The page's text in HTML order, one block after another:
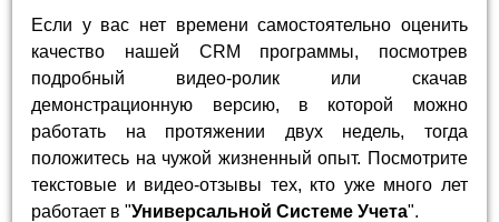
Если у вас нет времени самостоятельно оценить
качество нашей CRM программы, посмотрев
подробный видео-ролик или скачав
демонстрационную версию, в которой можно
работать на протяжении двух недель, тогда
положитесь на чужой жизненный опыт. Посмотрите
текстовые и видео-отзывы тех, кто уже много лет
работает в "Универсальной Системе Учета".